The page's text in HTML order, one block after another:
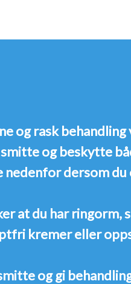
og rask behandling
og beskytte
nedenfor dersom
at du har ringorm,
kremer eller
og gi